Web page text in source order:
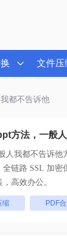
文件压
都不告诉他
方法，一般
人我都不告诉他
高保真还原且排版不乱码。支持一
高效办公。
缩 PDF